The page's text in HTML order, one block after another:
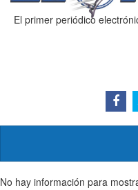
El primer periódico
No hay información para